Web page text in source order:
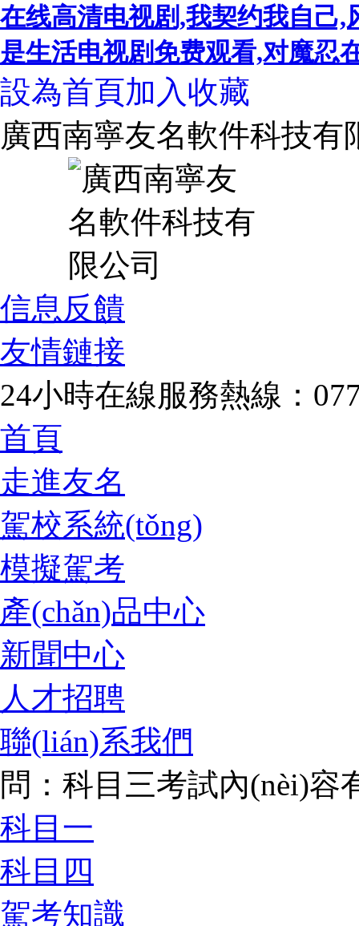
在线高清电视剧,我契约我自己
是生活电视剧免费观看,对魔忍
設為首頁加入收藏
廣西南寧友名軟件科技有
信息反饋
友情鏈接
24小時在線服務熱線：
首頁
走進友名
駕校系統(tǒng)
模擬駕考
產(chǎn)品中心
新聞中心
人才招聘
聯(lián)系我們
問：科目三考試內(nèi)容
科目一
科目四
駕考知識